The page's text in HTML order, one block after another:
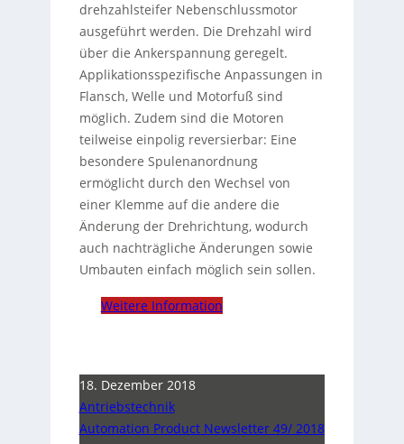
drehzahlsteifer Nebenschlussmotor
ausgeführt werden. Die Drehzahl wird
über die Ankerspannung geregelt.
Applikationsspezifische Anpassungen in
Flansch, Welle und Motorfuß sind
möglich. Zudem sind die Motoren
teilweise einpolig reversierbar: Eine
besondere Spulenanordnung
ermöglicht durch den Wechsel von
einer Klemme auf die andere die
Änderung der Drehrichtung, wodurch
auch nachträgliche Änderungen sowie
Umbauten einfach möglich sein sollen.
Weitere Information
18. Dezember 2018
Antriebstechnik
Automation Product Newsletter 49/ 2018